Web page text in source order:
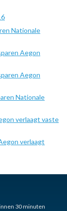
Nationale
Aegon
Aegon
Nationale
verlaagt vaste
verlaagt
30 minuten